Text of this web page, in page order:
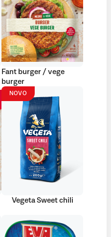
Fant burger / vege
burger
NOVO
Vegeta Sweet chili